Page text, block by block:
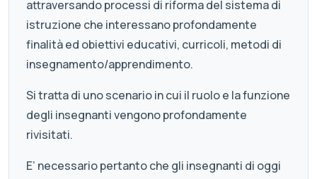
attraversando processi di riforma del sistema di
istruzione che interessano profondamente
finalità ed obiettivi educativi, curricoli, metodi di
insegnamento/apprendimento.
Si tratta di uno scenario in cui il ruolo e la funzione
degli insegnanti vengono profondamente
rivisitati.
E’ necessario pertanto che gli insegnanti di oggi